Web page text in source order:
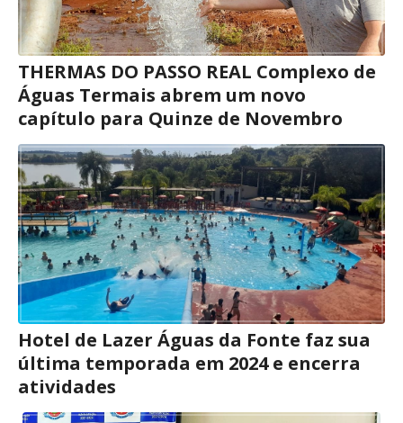
THERMAS DO PASSO REAL Complexo de
Águas Termais abrem um novo
capítulo para Quinze de Novembro
Hotel de Lazer Águas da Fonte faz sua
última temporada em 2024 e encerra
atividades